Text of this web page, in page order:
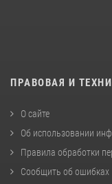
ПРАВОВАЯ И
О сайте
Об использовании
Правила обработки
Сообщить об ошибках